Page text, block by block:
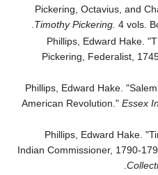
Pickering, Octavius, and
Timothy Pickering. 4 vols.
Phillips, Edward Hake.
Pickering, Federalist,
Phillips, Edward Hake.
American Revolution." Essex
Phillips, Edward Hake.
Indian Commissioner, 1790-